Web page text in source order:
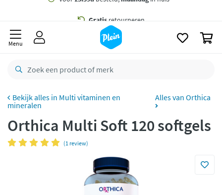
besteld,maandag
retourneren
CO2 neutraal
Menu
Multi vitaminen en
mineralen
Alles van Orthica
Orthica Multi Soft 120 softgels
(1 review)